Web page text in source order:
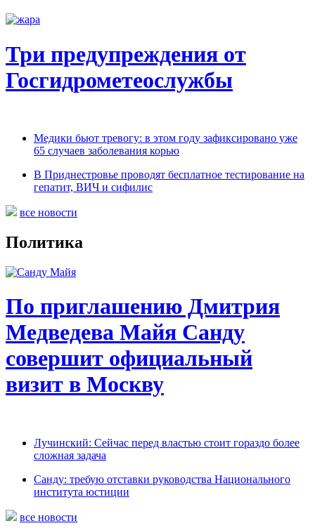
Три предупреждения от
Госгидрометеослужбы
Медики бьют тревогу: в этом году зафиксировано уже
65 случаев заболевания корью
В Приднестровье проводят бесплатное тестирование на
гепатит, ВИЧ и сифилис
все новости
Политика
По приглашению Дмитрия
Медведева Майя Санду
совершит официальный
визит в Москву
Лучинский: Сейчас перед властью стоит гораздо более
сложная задача
Санду: требую отставки руководства Национального
института юстиции
все новости